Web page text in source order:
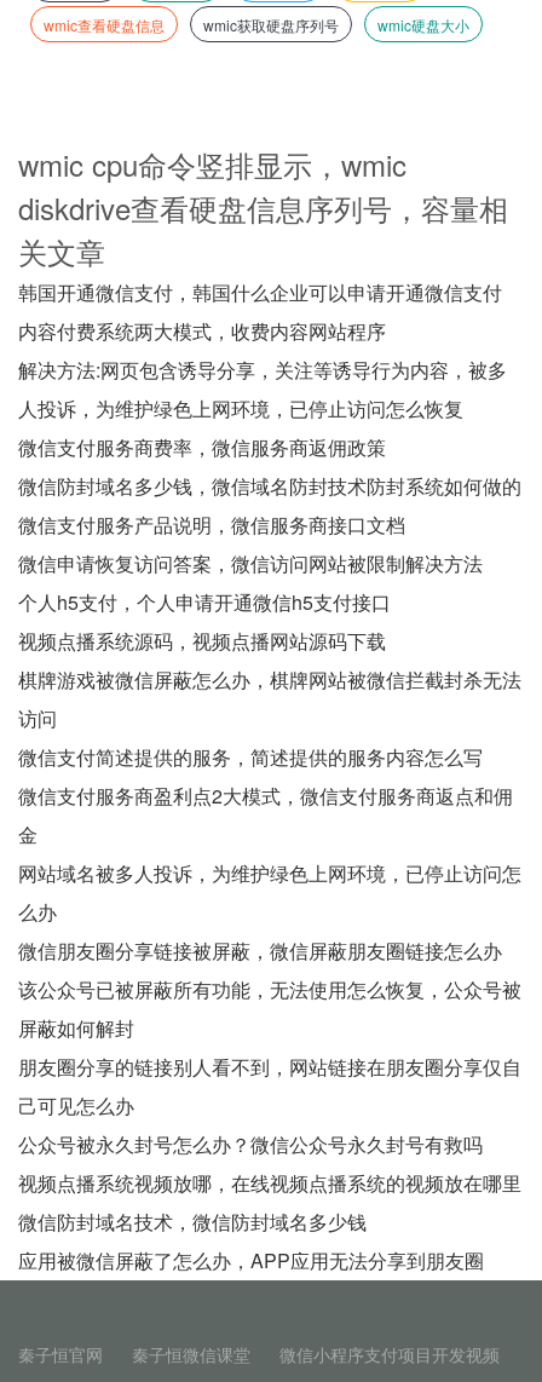
wmic查看硬盘信息
wmic获取硬盘序列号 wmic硬盘大小
wmic cpu命令竖排显示，wmic
diskdrive查看硬盘信息序列号，容量相
关文章
韩国开通微信支付，韩国什么企业可以申请开通微信支付
内容付费系统两大模式，收费内容网站程序
解决方法:网页包含诱导分享，关注等诱导行为内容，被多
人投诉，为维护绿色上网环境，已停止访问怎么恢复
微信支付服务商费率，微信服务商返佣政策
微信防封域名多少钱，微信域名防封技术防封系统如何做的
微信支付服务产品说明，微信服务商接口文档
微信申请恢复访问答案，微信访问网站被限制解决方法
个人h5支付，个人申请开通微信h5支付接口
视频点播系统源码，视频点播网站源码下载
棋牌游戏被微信屏蔽怎么办，棋牌网站被微信拦截封杀无法
访问
微信支付简述提供的服务，简述提供的服务内容怎么写
微信支付服务商盈利点2大模式，微信支付服务商返点和佣
金
网站域名被多人投诉，为维护绿色上网环境，已停止访问怎
么办
微信朋友圈分享链接被屏蔽，微信屏蔽朋友圈链接怎么办
该公众号已被屏蔽所有功能，无法使用怎么恢复，公众号被
屏蔽如何解封
朋友圈分享的链接别人看不到，网站链接在朋友圈分享仅自
己可见怎么办
公众号被永久封号怎么办？微信公众号永久封号有救吗
视频点播系统视频放哪，在线视频点播系统的视频放在哪里
微信防封域名技术，微信防封域名多少钱
应用被微信屏蔽了怎么办，APP应用无法分享到朋友圈
秦子恒官网 秦子恒微信课堂 微信小程序支付项目开发视频